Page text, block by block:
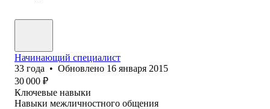
Начинающий специалист
33 года • Обновлено 16 января 2015
30 000 ₽
Ключевые навыки
Навыки межличностного общения